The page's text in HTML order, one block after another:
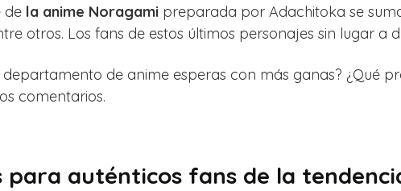
de la anime Noragami preparada por Adachitoka se
otros. Los fans de estos últimos personajes sin lugar a
departamento de anime esperas con más ganas? ¿Qué
comentarios.
para auténticos fans de la